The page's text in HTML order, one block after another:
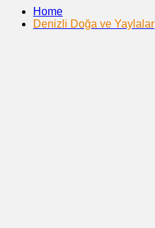
Home
Denizli Doğa ve Yaylalar